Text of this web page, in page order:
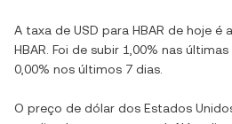
A taxa de USD para HBAR de hoje é
HBAR . Foi de subir 1,00% nas últimas
0,00% nos últimos 7 dias.
O preço de dólar dos Estados